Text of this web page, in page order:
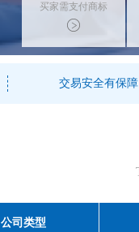
买家需支付商标
标价的10%的购
买订金
交易安全有保障
公司类型